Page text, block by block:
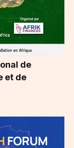
de
et de